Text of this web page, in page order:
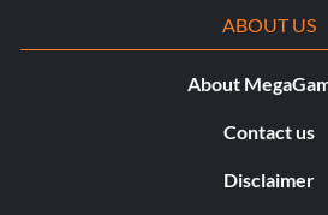
ABOUT US
About
Contact us
Disclaimer